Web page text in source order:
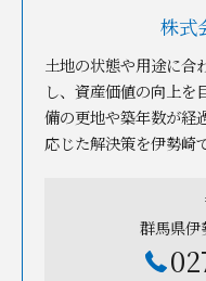
株式
土地の状態や用途に合
し、資産価値の向上を
備の更地や築年数が経
応じた解決策を伊勢崎
群馬県伊